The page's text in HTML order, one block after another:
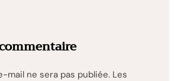
mail ne sera pas publiée. Les